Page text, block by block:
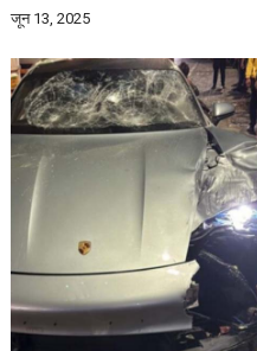
जून 13, 2025